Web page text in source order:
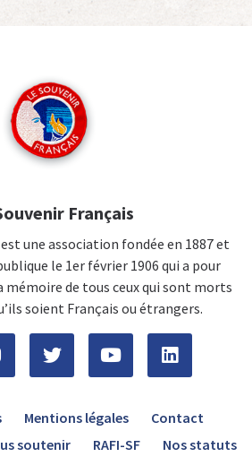
Français
une association fondée en 1887 et
le 1er février 1906 qui a pour
de tous ceux qui sont morts
soient Français ou étrangers.
Mentions légales
Contact
soutenir RAFI-SF Nos statuts